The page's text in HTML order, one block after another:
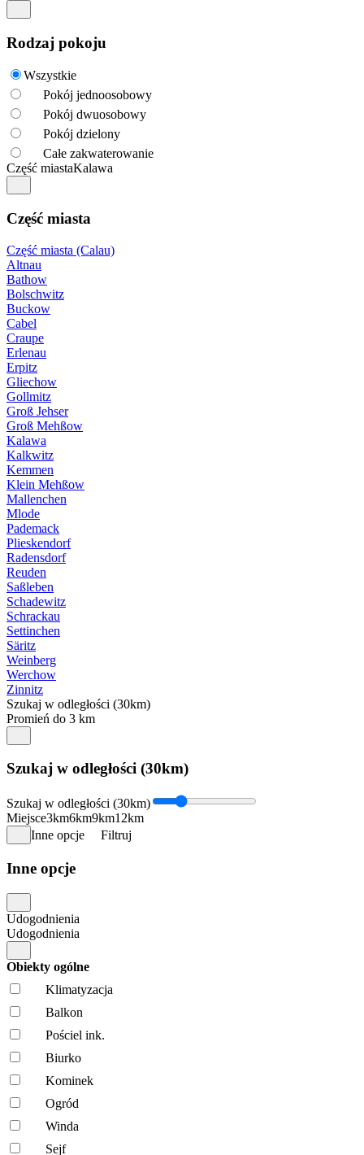
Rodzaj pokoju
Wszystkie
Pokój jednoosobowy
Pokój dwuosobowy
Pokój dzielony
Całe zakwaterowanie
Część miastaKalawa
Część miasta
Część miasta (Calau)
Altnau
Bathow
Bolschwitz
Buckow
Cabel
Craupe
Erlenau
Erpitz
Gliechow
Gollmitz
Groß Jehser
Groß Mehßow
Kalawa
Kalkwitz
Kemmen
Klein Mehßow
Mallenchen
Mlode
Pademack
Plieskendorf
Radensdorf
Reuden
Saßleben
Schadewitz
Schrackau
Settinchen
Säritz
Weinberg
Werchow
Zinnitz
Szukaj w odległości (30km)
Promień do 3 km
Szukaj w odległości (30km)
Szukaj w odległości (30km)
Miejsce3km6km9km12km
Inne opcje
Filtruj
Inne opcje
Udogodnienia
Udogodnienia
Obiekty ogólne
Klimatyzacja
Balkon
Pościel ink.
Biurko
Kominek
Ogród
Winda
Sejf